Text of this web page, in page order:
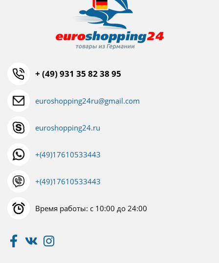
+ (49) 931 35 82 38 95
euroshopping24ru@gmail.com
euroshopping24.ru
+(49)17610533443
+(49)17610533443
Время работы: с 10:00 до 24:00